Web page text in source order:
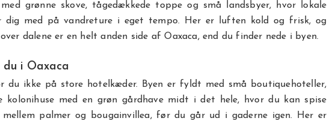
grønne skove, tågedækkede toppe og små landsbyer, hvor lokale
dig med på vandreture i eget tempo. Her er luften kold og frisk, og
dalene er en helt anden side af Oaxaca, end du finder nede i byen.
du i Oaxaca
du ikke på store hotelkæder. Byen er fyldt med små boutiquehoteller,
kolonihuse med en grøn gårdhave midt i det hele, hvor du kan spise
mellem palmer og bougainvillea, før du går ud i gaderne igen. Her er